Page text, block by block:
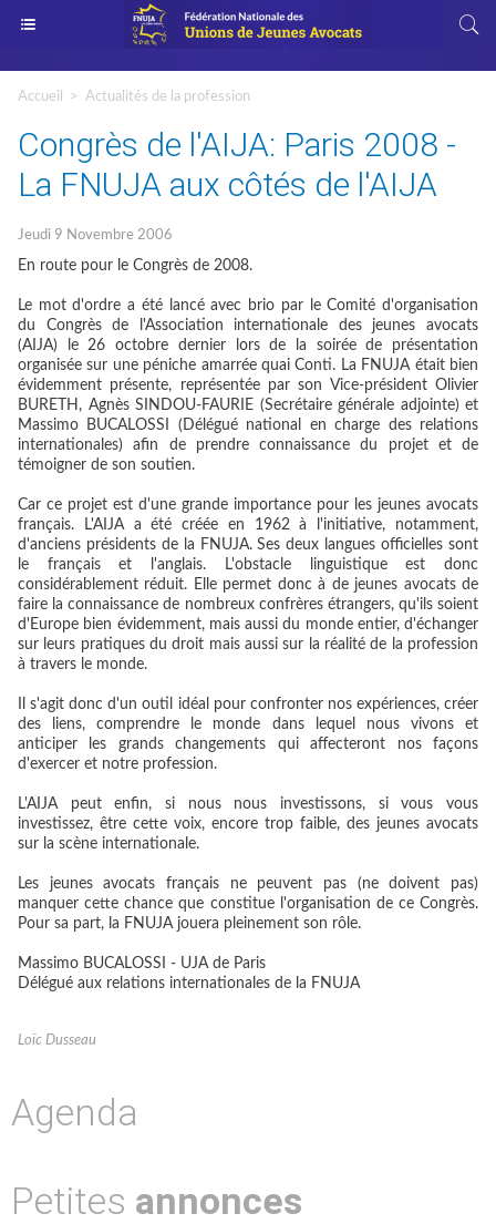
Accueil > Actualités de la profession
Congrès de l'AIJA: Paris 2008 -
La FNUJA aux côtés de l'AIJA
Jeudi 9 Novembre 2006
En route pour le Congrès de 2008.
Le mot d'ordre a été lancé avec brio par le Comité d'organisation
du Congrès de l'Association internationale des jeunes avocats
(AIJA) le 26 octobre dernier lors de la soirée de présentation
organisée sur une péniche amarrée quai Conti. La FNUJA était bien
évidemment présente, représentée par son Vice-président Olivier
BURETH, Agnès SINDOU-FAURIE (Secrétaire générale adjointe) et
Massimo BUCALOSSI (Délégué national en charge des relations
internationales) afin de prendre connaissance du projet et de
témoigner de son soutien.
Car ce projet est d'une grande importance pour les jeunes avocats
français. L'AIJA a été créée en 1962 à l'initiative, notamment,
d'anciens présidents de la FNUJA. Ses deux langues officielles sont
le français et l'anglais. L'obstacle linguistique est donc
considérablement réduit. Elle permet donc à de jeunes avocats de
faire la connaissance de nombreux confrères étrangers, qu'ils soient
d'Europe bien évidemment, mais aussi du monde entier, d'échanger
sur leurs pratiques du droit mais aussi sur la réalité de la profession
à travers le monde.
Il s'agit donc d'un outil idéal pour confronter nos expériences, créer
des liens, comprendre le monde dans lequel nous vivons et
anticiper les grands changements qui affecteront nos façons
d'exercer et notre profession.
L'AIJA peut enfin, si nous nous investissons, si vous vous
investissez, être cette voix, encore trop faible, des jeunes avocats
sur la scène internationale.
Les jeunes avocats français ne peuvent pas (ne doivent pas)
manquer cette chance que constitue l'organisation de ce Congrès.
Pour sa part, la FNUJA jouera pleinement son rôle.
Massimo BUCALOSSI - UJA de Paris
Délégué aux relations internationales de la FNUJA
Loïc Dusseau
Agenda
Petites annonces